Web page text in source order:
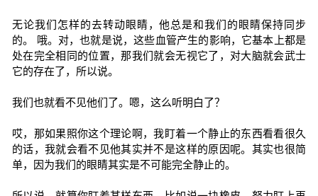
无论我们怎样的去转动眼睛，他总是和我们的眼睛保持同步
的。 哦。对，也就是说，这些血管产生的影响，它基本上都是
处在完全相同的位置，那我们就会无视它了，对大脑就会武士
它的存在了，所以说。
我们也就看不见他们了。嗯，这么听明白了？
哎，那如果照你这个理论啊，我盯着一个静止的东西看看很久
的话，我就会看不见他其实并不是这样的原因呢。其实也很简
单，因为我们的眼睛其实是不可能完全静止的。